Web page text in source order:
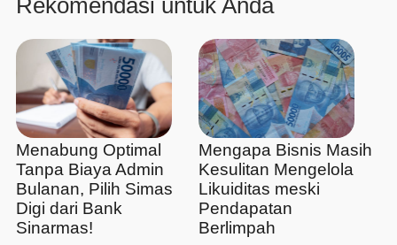
Menabung Optimal
Tanpa Biaya Admin
Bulanan, Pilih Simas
Digi dari Bank
Sinarmas!
Mengapa Bisnis Masih
Kesulitan Mengelola
Likuiditas meski
Pendapatan
Berlimpah